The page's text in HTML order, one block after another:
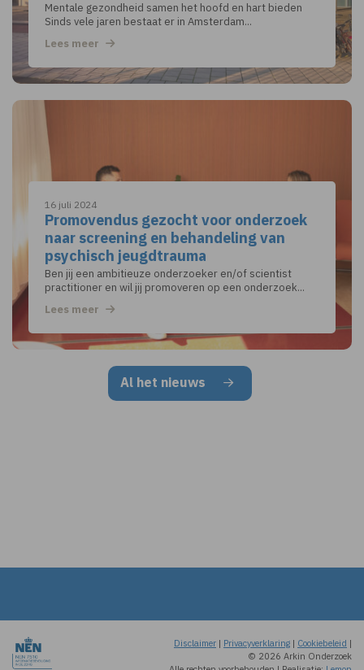
Mentale gezondheid samen het hoofd en hart bieden
Sinds vele jaren bestaat er in Amsterdam...
Lees meer
16 juli 2024
Promovendus gezocht voor onderzoek
naar screening en behandeling van
psychisch jeugdtrauma
Ben jij een ambitieuze onderzoeker en/of scientist
practitioner en wil jij promoveren op een onderzoek...
Lees meer
Al het nieuws
Disclaimer | Privacyverklaring | Cookiebeleid |
© 2026 Arkin Onderzoek